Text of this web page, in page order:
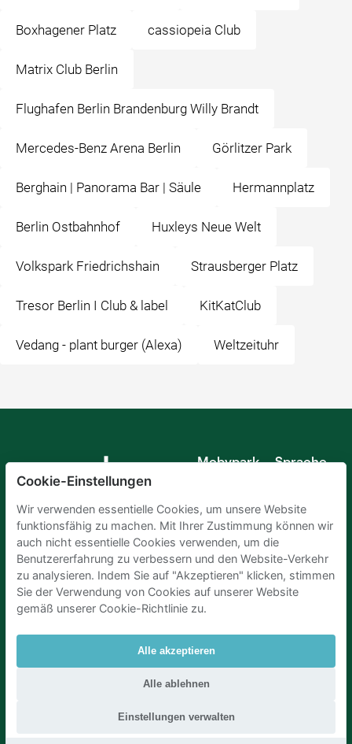
Boxhagener Platz cassiopeia Club
Matrix Club Berlin
Flughafen Berlin Brandenburg Willy Brandt
Mercedes-Benz Arena Berlin Görlitzer Park
Berghain | Panorama Bar | Säule Hermannplatz
Berlin Ostbahnhof Huxleys Neue Welt
Volkspark Friedrichshain Strausberger Platz
Tresor Berlin I Club & label KitKatClub
Vedang - ️plant burger ️(Alexa) Weltzeituhr
Mobypark
Sprache
Spanisch
Französisch
Italienisch
Niederländisch
Parkplaetze Amsterdam|Parkeren Brussel
Parken Flughafen Zuerich|Parken flughafen amsterdam
Cookie-Einstellungen
Wir verwenden essentielle Cookies, um unsere Website
funktionsfähig zu machen. Mit Ihrer Zustimmung können wir
auch nicht essentielle Cookies verwenden, um die
Benutzererfahrung zu verbessern und den Website-Verkehr
zu analysieren. Indem Sie auf "Akzeptieren" klicken, stimmen
Sie der Verwendung von Cookies auf unserer Website
gemäß unserer Cookie-Richtlinie zu.
Alle akzeptieren
Alle ablehnen
Einstellungen verwalten